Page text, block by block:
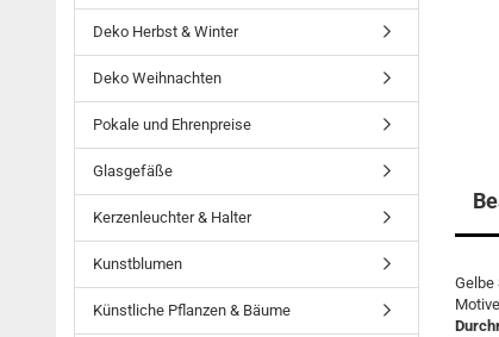
Gelbe
Deko Herbst & Winter
Deko Weihnachten
Pokale und Ehrenpreise
Glasgefäße
Kerzenleuchter & Halter
Kunstblumen
Künstliche Pflanzen & Bäume